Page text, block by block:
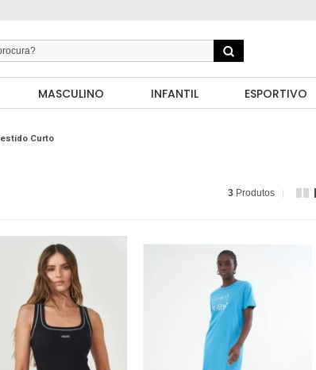
MASCULINO INFANTIL ESPORTIVO
Curto
3 Produtos